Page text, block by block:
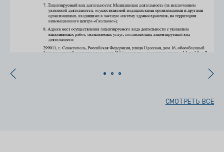
СМОТРЕТЬ ВСЕ